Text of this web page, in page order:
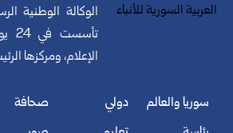
الوكالة الوطنية
الإعلام، ومركزها
سوريا والعالم
دولي
صحافة